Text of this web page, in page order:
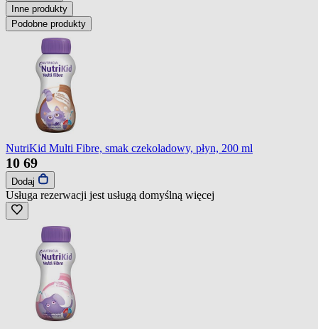
Inne produkty
Podobne produkty
NutriKid Multi Fibre, smak czekoladowy, płyn, 200 ml
10 69
Dodaj
Usługa rezerwacji jest usługą domyślną więcej